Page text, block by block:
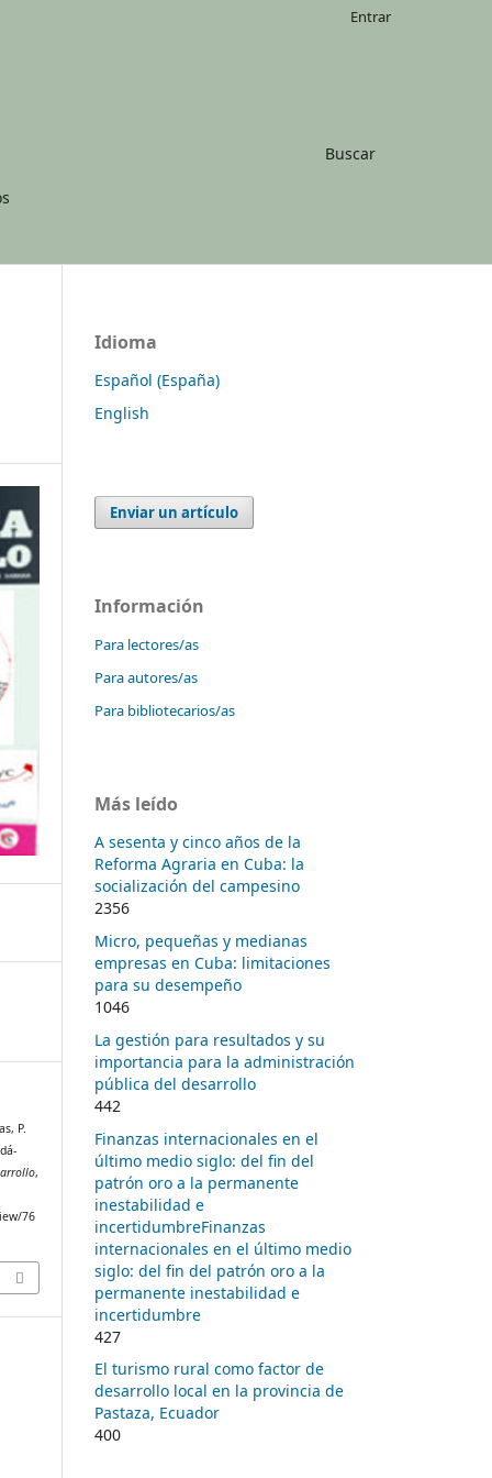
Buscar
Entrar
P.
,
76
Idioma
Español (España)
English
Enviar un artículo
Información
Para lectores/as
Para autores/as
Para bibliotecarios/as
Más leído
A sesenta y cinco años de la
Reforma Agraria en Cuba: la
socialización del campesino
2356
Micro, pequeñas y medianas
empresas en Cuba: limitaciones
para su desempeño
1046
La gestión para resultados y su
importancia para la administración
pública del desarrollo
442
Finanzas internacionales en el
último medio siglo: del fin del
patrón oro a la permanente
inestabilidad e
incertidumbreFinanzas
internacionales en el último medio
siglo: del fin del patrón oro a la
permanente inestabilidad e
incertidumbre
427
El turismo rural como factor de
desarrollo local en la provincia de
Pastaza, Ecuador
400